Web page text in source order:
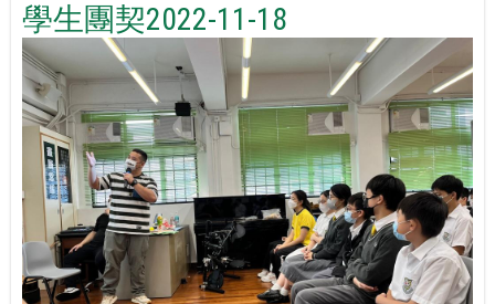
學生團契2022-11-18